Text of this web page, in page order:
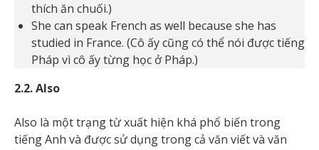
thích ăn chuối.)
She can speak French as well because she has
studied in France. (Cô ấy cũng có thể nói được tiếng
Pháp vì cô ấy từng học ở Pháp.)
2.2. Also
Also là một trạng từ xuất hiện khá phổ biến trong
tiếng Anh và được sử dụng trong cả văn viết và văn